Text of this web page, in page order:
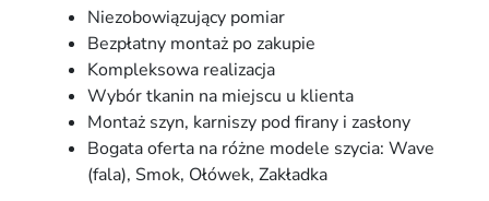
Niezobowiązujący pomiar
Bezpłatny montaż po zakupie
Kompleksowa realizacja
Wybór tkanin na miejscu u klienta
Montaż szyn, karniszy pod firany i zasłony
Bogata oferta na różne modele szycia: Wave
(fala), Smok, Ołówek, Zakładka